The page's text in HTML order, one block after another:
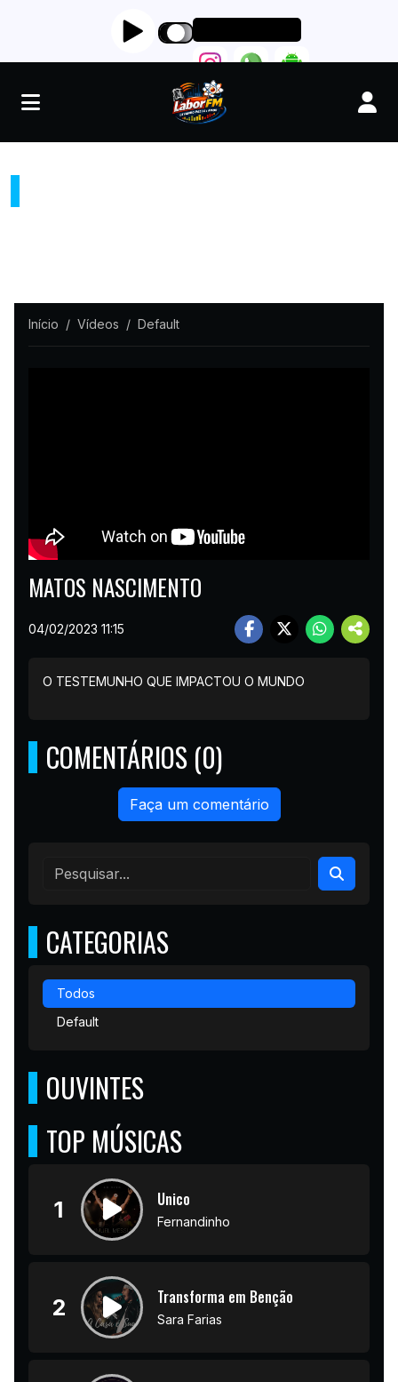
Início Vídeos Default
MATOS NASCIMENTO
04/02/2023 11:15
O TESTEMUNHO QUE IMPACTOU O MUNDO
COMENTÁRIOS (0)
Faça um comentário
CATEGORIAS
Todos
Default
OUVINTES
TOP MÚSICAS
1 Unico
Fernandinho
2 Transforma em Benção
Sara Farias